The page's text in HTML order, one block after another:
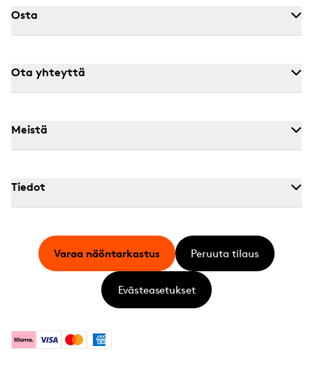
Osta
Ota yhteyttä
Meistä
Tiedot
KlarnaVisa MastercardAmerican Express
Varaa näöntarkastus Peruuta tilaus
Evästeasetukset